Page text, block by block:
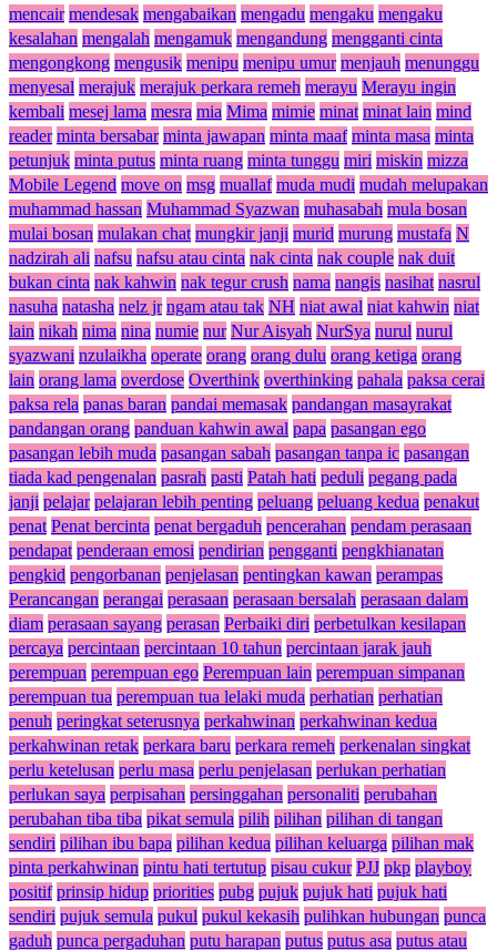
mencair mendesak mengabaikan mengadu mengaku mengaku
kesalahan mengalah mengamuk mengandung mengganti cinta
mengongkong mengusik menipu menipu umur menjauh menunggu
menyesal merajuk merajuk perkara remeh merayu Merayu ingin
kembali mesej lama mesra mia Mima mimie minat minat lain mind
reader minta bersabar minta jawapan minta maaf minta masa minta
petunjuk minta putus minta ruang minta tunggu miri miskin mizza
Mobile Legend move on msg muallaf muda mudi mudah melupakan
muhammad hassan Muhammad Syazwan muhasabah mula bosan
mulai bosan mulakan chat mungkir janji murid murung mustafa N
nadzirah ali nafsu nafsu atau cinta nak cinta nak couple nak duit
bukan cinta nak kahwin nak tegur crush nama nangis nasihat nasrul
nasuha natasha nelz jr ngam atau tak NH niat awal niat kahwin niat
lain nikah nima nina numie nur Nur Aisyah NurSya nurul nurul
syazwani nzulaikha operate orang orang dulu orang ketiga orang
lain orang lama overdose Overthink overthinking pahala paksa cerai
paksa rela panas baran pandai memasak pandangan masayrakat
pandangan orang panduan kahwin awal papa pasangan ego
pasangan lebih muda pasangan sabah pasangan tanpa ic pasangan
tiada kad pengenalan pasrah pasti Patah hati peduli pegang pada
janji pelajar pelajaran lebih penting peluang peluang kedua penakut
penat Penat bercinta penat bergaduh pencerahan pendam perasaan
pendapat penderaan emosi pendirian pengganti pengkhianatan
pengkid pengorbanan penjelasan pentingkan kawan perampas
Perancangan perangai perasaan perasaan bersalah perasaan dalam
diam perasaan sayang perasan Perbaiki diri perbetulkan kesilapan
percaya percintaan percintaan 10 tahun percintaan jarak jauh
perempuan perempuan ego Perempuan lain perempuan simpanan
perempuan tua perempuan tua lelaki muda perhatian perhatian
penuh peringkat seterusnya perkahwinan perkahwinan kedua
perkahwinan retak perkara baru perkara remeh perkenalan singkat
perlu ketelusan perlu masa perlu penjelasan perlukan perhatian
perlukan saya perpisahan persinggahan personaliti perubahan
perubahan tiba tiba pikat semula pilih pilihan pilihan di tangan
sendiri pilihan ibu bapa pilihan kedua pilihan keluarga pilihan mak
pinta perkahwinan pintu hati tertutup pisau cukur PJJ pkp playboy
positif prinsip hidup priorities pubg pujuk pujuk hati pujuk hati
sendiri pujuk semula pukul pukul kekasih pulihkan hubungan punca
gaduh punca pergaduhan putu harapan putus putus asa putus atau